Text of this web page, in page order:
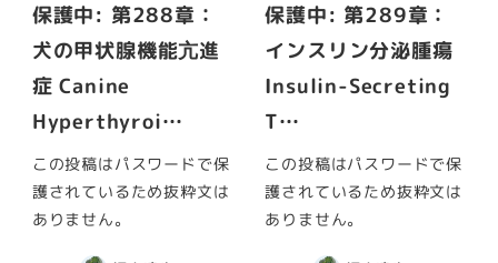
保護中: 第288章：
犬の甲状腺機能亢進
症 Canine
Hyperthyroi…
この投稿はパスワードで保
護されているため抜粋文は
ありません。
保護中: 第289章：
インスリン分泌腫瘍
Insulin-Secreting
T…
この投稿はパスワードで保
護されているため抜粋文は
ありません。